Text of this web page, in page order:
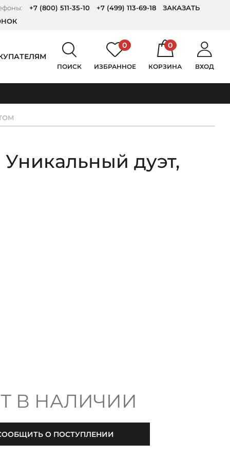
+7 (800) 511-35-10 +7 (499) 113-69-18
ЗАКАЗАТЬ
ПОИСК
0
ИЗБРАННОЕ
0
КОРЗИНА ВХОД
дуэт,
В НАЛИЧИИ
О ПОСТУПЛЕНИИ